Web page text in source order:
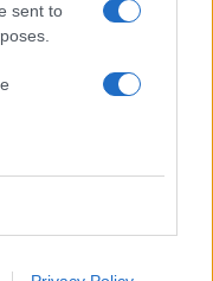
sent to
2000 /2000